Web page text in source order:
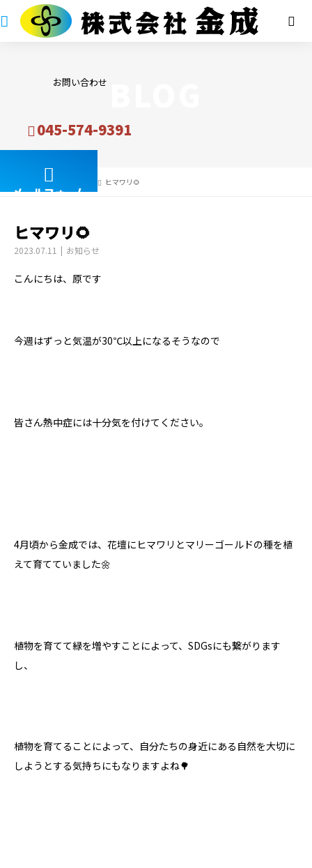
お問い合わせ
045-574-9391
メールフォーム
BLOG ヒマワリ🌻
ヒマワリ🌻
2023.07.11 お知らせ
こんにちは、原です
今週はずっと気温が30℃以上になるそうなので
皆さん熱中症には十分気を付けてください。
4月頃から金成では、花壇にヒマワリとマリーゴールドの種を植
えて育てていました🌼
植物を育てて緑を増やすことによって、SDGsにも繋がります
し、
植物を育てることによって、自分たちの身近にある自然を大切に
しようとする気持ちにもなりますよね🌳